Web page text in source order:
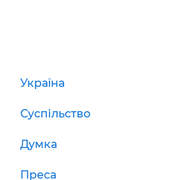
Україна
Суспільство
Думка
Преса